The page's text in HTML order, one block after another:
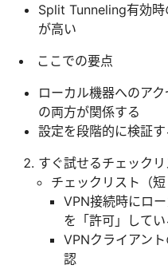
Split Tunneling有効
が高い
ここでの要点
ローカル機器へのア
の両方が関係する
設定を段階的に検証
すぐ試せるチェックリ
チェックリスト（短
VPN接続時にロ
を「許可」して
VPNクライアン
認